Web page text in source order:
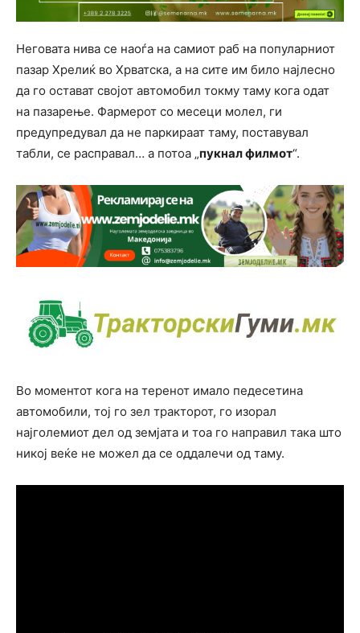
Неговата нива се наоѓа на самиот раб на популарниот
пазар Хрелиќ во Хрватска, а на сите им било најлесно
да го остават својот автомобил токму таму кога одат
на пазарење. Фармерот со месеци молел, ги
предупредувал да не паркираат таму, поставувал
табли, се расправал… а потоа „пукнал филмот“.
Во моментот кога на теренот имало педесетина
автомобили, тој го зел тракторот, го изорал
најголемиот дел од земјата и тоа го направил така што
никој веќе не можел да се оддалечи од таму.